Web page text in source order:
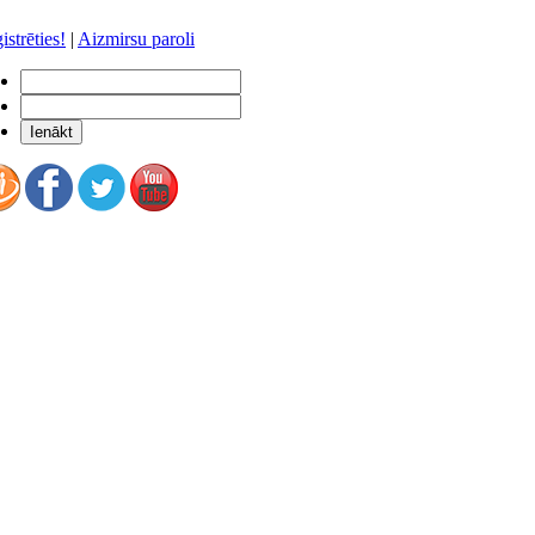
| Aizmirsu paroli